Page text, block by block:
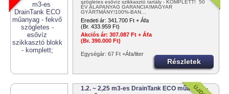
szögletes esővíz szikkasztó tartály - KOMPLETT! 50
ÉV ALAPANYAG GARANCIA!MAGYAR
GYÁRTMÁNY!100%-BAN…
Eredeti ár: 341.700 Ft + Áfa
(Br. 433.959 Ft)
Akciós ár: 307.087 Ft + Áfa
(Br. 390.000 Ft)
Egységár: 67 Ft +Áfa/liter
Részletek
1.2. ~ 2,25 m3-es DrainTank ECO műanyag -